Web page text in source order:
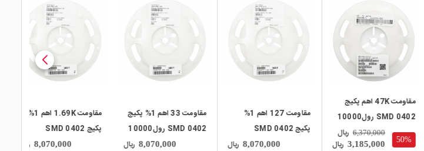
مقاومت 47K اهم پکیج
SMD 0402 رول10000
3,185,000 ریال
6,370,000 ریال
local_mall
مقاومت 127 اهم 1%
پکیج SMD 0402
رول10000 تایی
8,070,000 ریال
local_mall
مقاومت 33 اهم 1% پکیج
SMD 0402 رول10000
تایی
8,070,000 ریال
local_mall
مقاومت 1.69K اهم 1%
پکیج SMD 0402
8,070,000 ریال